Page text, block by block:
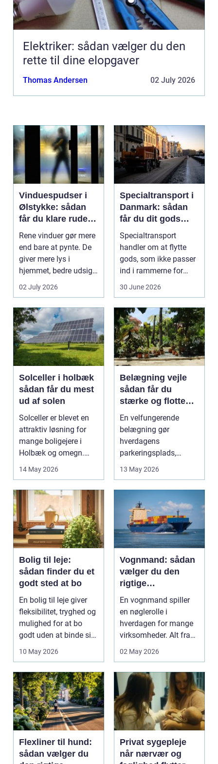
Elektriker: sådan vælger du den
rette til dine elopgaver
Thomas Andersen 02 July 2026
Vinduespudser i
Ølstykke: sådan
får du klare ruder
året rundt
Rene vinduer gør mere
end bare at pynte. De
giver mere lys i
hjemmet, bedre udsigt
og et p&ae...
02 July 2026
Specialtransport i
Danmark: sådan
får du dit gods
sikkert frem
Specialtransport
handler om at flytte
gods, som ikke passer
ind i rammerne for
almindelig
30 June 2026
Solceller i holbæk
sådan får du mest
ud af solen
Solceller er blevet en
attraktiv løsning for
mange boligejere i
Holbæk og omegn.
Flere ønsker at sæn...
14 May 2026
Belægning vejle
sådan får du
stærke og flotte
udendørs arealer
En velfungerende
belægning gør
hverdagens
parkeringsplads,
terrasse eller
gårdsplads både pæn
og pra...
13 May 2026
Bolig til leje:
sådan finder du et
godt sted at bo
En bolig til leje giver
fleksibilitet, tryghed og
mulighed for at bo
godt uden at binde sig
ø...
10 May 2026
Vognmand: sådan
vælger du den
rigtige
samarbejdspartner
En vognmand spiller
en nøglerolle i
hverdagen for mange
virksomheder. Alt fra
byggematerialer...
02 May 2026
Flexliner til hund:
sådan vælger du
Privat sygepleje
når nærvær og